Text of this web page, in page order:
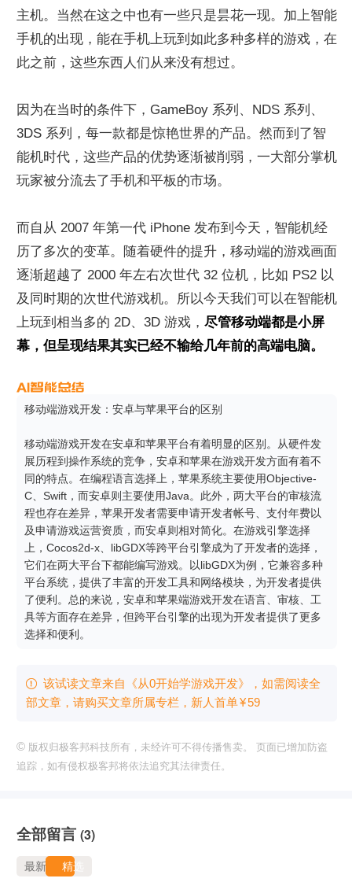
主机。当然在这之中也有一些只是昙花一现。加上智能
手机的出现，能在手机上玩到如此多种多样的游戏，在
此之前，这些东西人们从来没有想过。
因为在当时的条件下，GameBoy 系列、NDS 系列、
3DS 系列，每一款都是惊艳世界的产品。然而到了智
能机时代，这些产品的优势逐渐被削弱，一大部分掌机
玩家被分流去了手机和平板的市场。
而自从 2007 年第一代 iPhone 发布到今天，智能机经
历了多次的变革。随着硬件的提升，移动端的游戏画面
逐渐超越了 2000 年左右次世代 32 位机，比如 PS2 以
及同时期的次世代游戏机。所以今天我们可以在智能机
上玩到相当多的 2D、3D 游戏， 尽管移动端都是小屏
幕，但呈现结果其实已经不输给几年前的高端电脑。
移动端游戏开发：安卓与苹果平台的区别
移动端游戏开发在安卓和苹果平台有着明显的区别。从硬件发
展历程到操作系统的竞争，安卓和苹果在游戏开发方面有着不
同的特点。在编程语言选择上，苹果系统主要使用Objective-
C、Swift，而安卓则主要使用Java。此外，两大平台的审核流
程也存在差异，苹果开发者需要申请开发者帐号、支付年费以
及申请游戏运营资质，而安卓则相对简化。在游戏引擎选择
上，Cocos2d-x、libGDX等跨平台引擎成为了开发者的选择，
它们在两大平台下都能编写游戏。以libGDX为例，它兼容多种
平台系统，提供了丰富的开发工具和网络模块，为开发者提供
了便利。总的来说，安卓和苹果端游戏开发在语言、审核、工
具等方面存在差异，但跨平台引擎的出现为开发者提供了更多
选择和便利。
 该试读文章来自《从0开始学游戏开发》，如需阅读全
部文章，请购买文章所属专栏 ，新⼈⾸单¥59
© 版权归极客邦科技所有，未经许可不得传播售卖。 页面已增加防盗
追踪，如有侵权极客邦将依法追究其法律责任。
全部留言 (3)
最新 精选